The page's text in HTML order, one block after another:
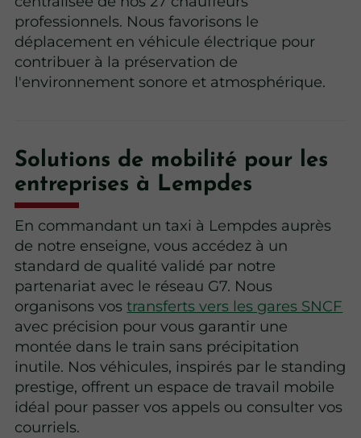
professionnels. Nous favorisons le
déplacement en véhicule électrique pour
contribuer à la préservation de
l'environnement sonore et atmosphérique.
Solutions de mobilité pour les
entreprises à Lempdes
En commandant un taxi à Lempdes auprès
de notre enseigne, vous accédez à un
standard de qualité validé par notre
partenariat avec le réseau G7. Nous
organisons vos transferts vers les gares SNCF
avec précision pour vous garantir une
montée dans le train sans précipitation
inutile. Nos véhicules, inspirés par le standing
prestige, offrent un espace de travail mobile
idéal pour passer vos appels ou consulter vos
courriels.